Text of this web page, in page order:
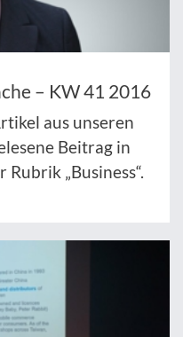
– KW 41 2016
aus unseren
Beitrag in
„Business“.